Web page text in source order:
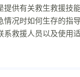
供有关救生救援技能
情况时如何生存的指
系救援人员以及使用